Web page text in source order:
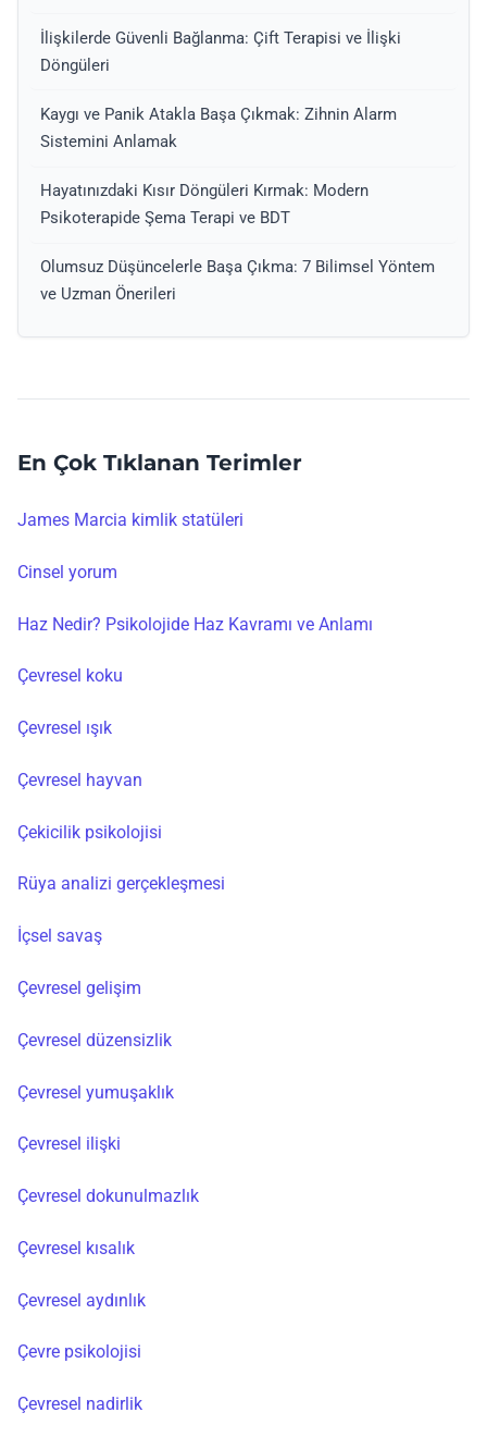
İlişkilerde Güvenli Bağlanma: Çift Terapisi ve İlişki
Döngüleri
Kaygı ve Panik Atakla Başa Çıkmak: Zihnin Alarm
Sistemini Anlamak
Hayatınızdaki Kısır Döngüleri Kırmak: Modern
Psikoterapide Şema Terapi ve BDT
Olumsuz Düşüncelerle Başa Çıkma: 7 Bilimsel Yöntem
ve Uzman Önerileri
En Çok Tıklanan Terimler
James Marcia kimlik statüleri
Cinsel yorum
Haz Nedir? Psikolojide Haz Kavramı ve Anlamı
Çevresel koku
Çevresel ışık
Çevresel hayvan
Çekicilik psikolojisi
Rüya analizi gerçekleşmesi
İçsel savaş
Çevresel gelişim
Çevresel düzensizlik
Çevresel yumuşaklık
Çevresel ilişki
Çevresel dokunulmazlık
Çevresel kısalık
Çevresel aydınlık
Çevre psikolojisi
Çevresel nadirlik